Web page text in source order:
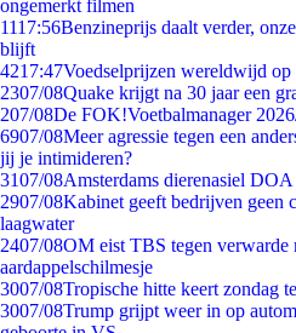
ongemerkt filmen
1117:56Benzineprijs daalt verder,
blijft
4217:47Voedselprijzen wereldwijd
2307/08Quake krijgt na 30 jaar een
207/08De FOK!Voetbalmanager
6907/08Meer agressie tegen een
jij je intimideren?
3107/08Amsterdams dierenasiel
2907/08Kabinet geeft bedrijven geen
laagwater
2407/08OM eist TBS tegen verwarde
aardappelschilmesje
3007/08Tropische hitte keert zondag
3007/08Trump grijpt weer in op